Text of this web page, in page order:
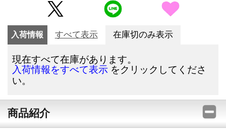
入荷情報 すべて表示 在庫切のみ表示
現在すべて在庫があります。
入荷情報をすべて表示 をクリックしてくださ
い。
商品紹介